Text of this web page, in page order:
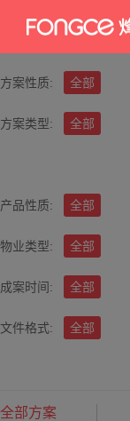
方案性质: 全部
方案类型: 全部
产品性质: 全部
物业类型: 全部
成案时间: 全部
文件格式: 全部
全部方案